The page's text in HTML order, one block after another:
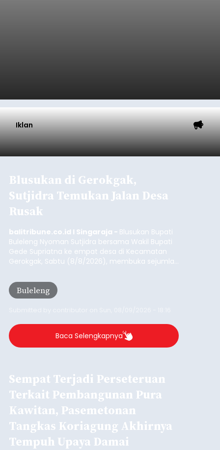
Iklan
Blusukan di Gerokgak,
Sutjidra Temukan Jalan Desa
Rusak
balitribune.co.id I Singaraja - Blusukan Bupati
Buleleng Nyoman Sutjidra bersama Wakil Bupati
Gede Supriatna ke empat desa di Kecamatan
Gerokgak, Sabtu (8/8/2026), membuka sejumlah
jalan desa yang rusak hingga potensi pertanian
yang belum optimal, semuanya menjadi
perhatian pemerintah daerah.
Buleleng
Baca Selengkapnya
Sempat Terjadi Perseteruan
Terkait Pembangunan Pura
Kawitan, Pasemetonan
Tangkas Koriagung Akhirnya
Tempuh Upaya Damai